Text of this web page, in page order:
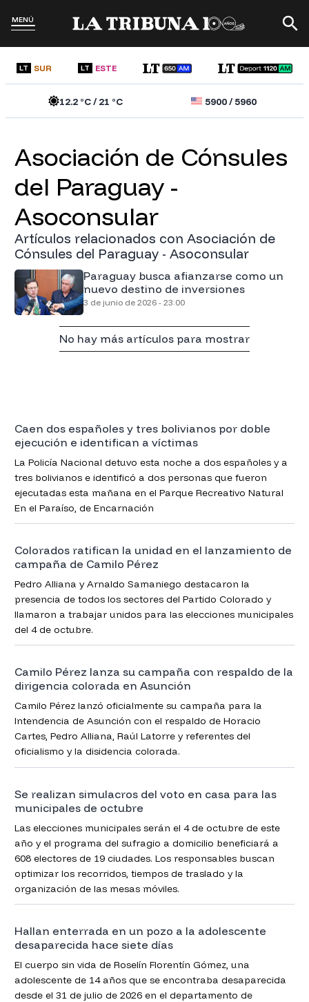
MENÚ
LT SUR LT ESTE
12.2 °C /21 °C 5900/5960
Asociación de Cónsules
del Paraguay -
Asoconsular
Artículos relacionados con Asociación de
Cónsules del Paraguay - Asoconsular
Paraguay busca afianzarse como un
nuevo destino de inversiones
3 de junio de 2026 - 23:00
No hay más artículos para mostrar
Caen dos españoles y tres bolivianos por doble
ejecución e identifican a víctimas
La Policía Nacional detuvo esta noche a dos españoles y a
tres bolivianos e identificó a dos personas que fueron
ejecutadas esta mañana en el Parque Recreativo Natural
En el Paraíso, de Encarnación
Colorados ratifican la unidad en el lanzamiento de
campaña de Camilo Pérez
Pedro Alliana y Arnaldo Samaniego destacaron la
presencia de todos los sectores del Partido Colorado y
llamaron a trabajar unidos para las elecciones municipales
del 4 de octubre.
Camilo Pérez lanza su campaña con respaldo de la
dirigencia colorada en Asunción
Camilo Pérez lanzó oficialmente su campaña para la
Intendencia de Asunción con el respaldo de Horacio
Cartes, Pedro Alliana, Raúl Latorre y referentes del
oficialismo y la disidencia colorada.
Se realizan simulacros del voto en casa para las
municipales de octubre
Las elecciones municipales serán el 4 de octubre de este
año y el programa del sufragio a domicilio beneficiará a
608 electores de 19 ciudades. Los responsables buscan
optimizar los recorridos, tiempos de traslado y la
organización de las mesas móviles.
Hallan enterrada en un pozo a la adolescente
desaparecida hace siete días
El cuerpo sin vida de Roselín Florentín Gómez, una
adolescente de 14 años que se encontraba desaparecida
desde el 31 de julio de 2026 en el departamento de